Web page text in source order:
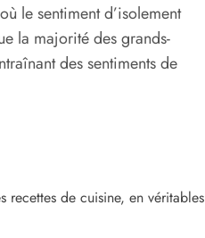
le sentiment d’isolement
la majorité des grands-
des sentiments de
recettes de cuisine, en véritables